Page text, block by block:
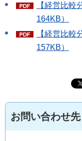
【経営比較
164KB）
【経営比較
157KB）
お問い合わせ先